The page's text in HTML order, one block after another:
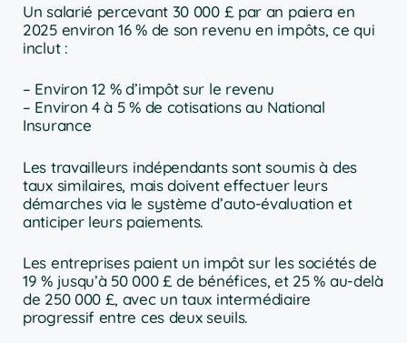
Un salarié percevant 30 000 £ par an paiera en
2025 environ 16 % de son revenu en impôts, ce qui
inclut :
– Environ 12 % d’impôt sur le revenu
– Environ 4 à 5 % de cotisations au National
Insurance
Les travailleurs indépendants sont soumis à des
taux similaires, mais doivent effectuer leurs
démarches via le système d’auto-évaluation et
anticiper leurs paiements.
Les entreprises paient un impôt sur les sociétés de
19 % jusqu’à 50 000 £ de bénéfices, et 25 % au-delà
de 250 000 £, avec un taux intermédiaire
progressif entre ces deux seuils.